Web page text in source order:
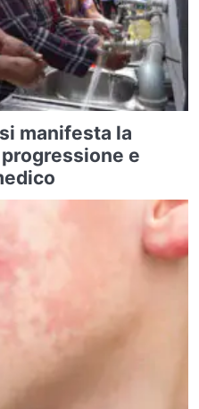
manifesta la
e